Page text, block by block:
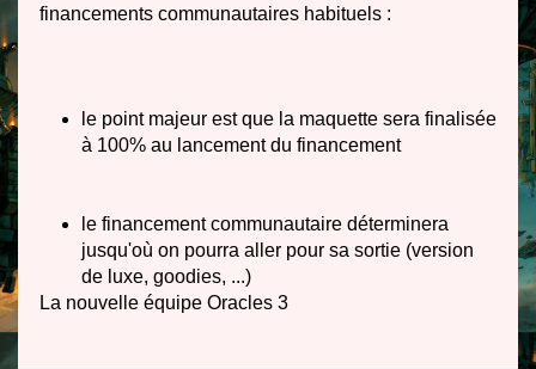
financements communautaires habituels :
le point majeur est que la maquette sera finalisée
à 100% au lancement du financement
le financement communautaire déterminera
jusqu'où on pourra aller pour sa sortie (version
de luxe, goodies, ...)
La nouvelle équipe Oracles 3